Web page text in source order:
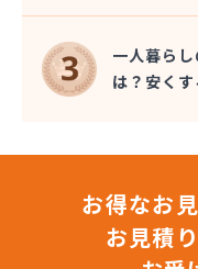
株式会社森山
株式会社星医療酸器
株式会社青路商会
株式会社石井商店
株式会社池田明商
株式会社朝日屋商店
株式会社田口興産
一人暮ら
は？安く
お得なお
お見積